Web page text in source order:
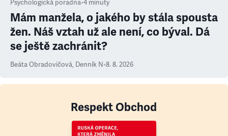
Psychologická poradna•4 minuty
Mám manžela, o jakého by stála spousta
žen. Náš vztah už ale není, co býval. Dá
se ještě zachránit?
Beáta Obradovičová, Denník N•8. 8. 2026
Respekt Obchod